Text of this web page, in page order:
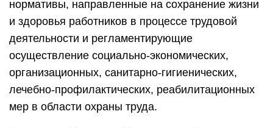
нормативы, направленные на сохранение жизни
и здоровья работников в процессе трудовой
деятельности и регламентирующие
осуществление социально-экономических,
организационных, санитарно-гигиенических,
лечебно-профилактических, реабилитационных
мер в области охраны труда.